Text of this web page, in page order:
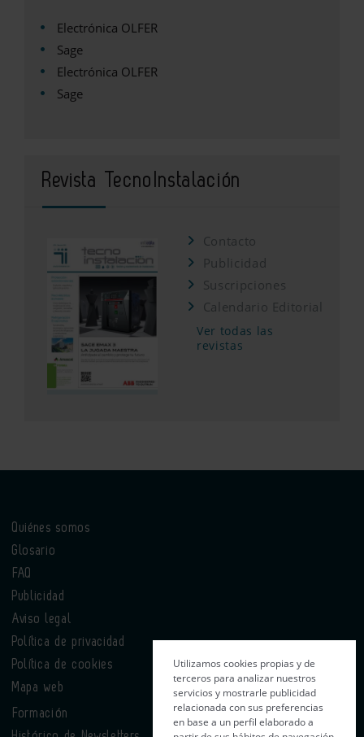
Electrónica OLFER
Sage
Electrónica OLFER
Sage
Revista TecnoInstalación
Contacto
Publicidad
Suscripciones
Calendario Editorial
Ver todas las
revistas
Quiénes somos
Glosario
FAQ
Publicidad
Aviso legal
Política de privacidad
Política de cookies
Mapa web
Formación
Utilizamos cookies propias y de
terceros para analizar nuestros
servicios y mostrarle publicidad
relacionada con sus preferencias
en base a un perfil elaborado a